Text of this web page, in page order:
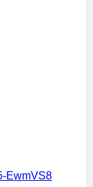
EwmVS8